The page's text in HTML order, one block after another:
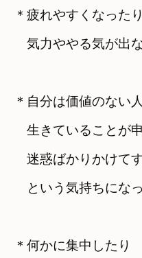
＊疲れやすくなったり
気力ややる気が出
＊自分は価値のない
生きていることが
迷惑ばかりかけて
という気持ちにな
＊何かに集中したり